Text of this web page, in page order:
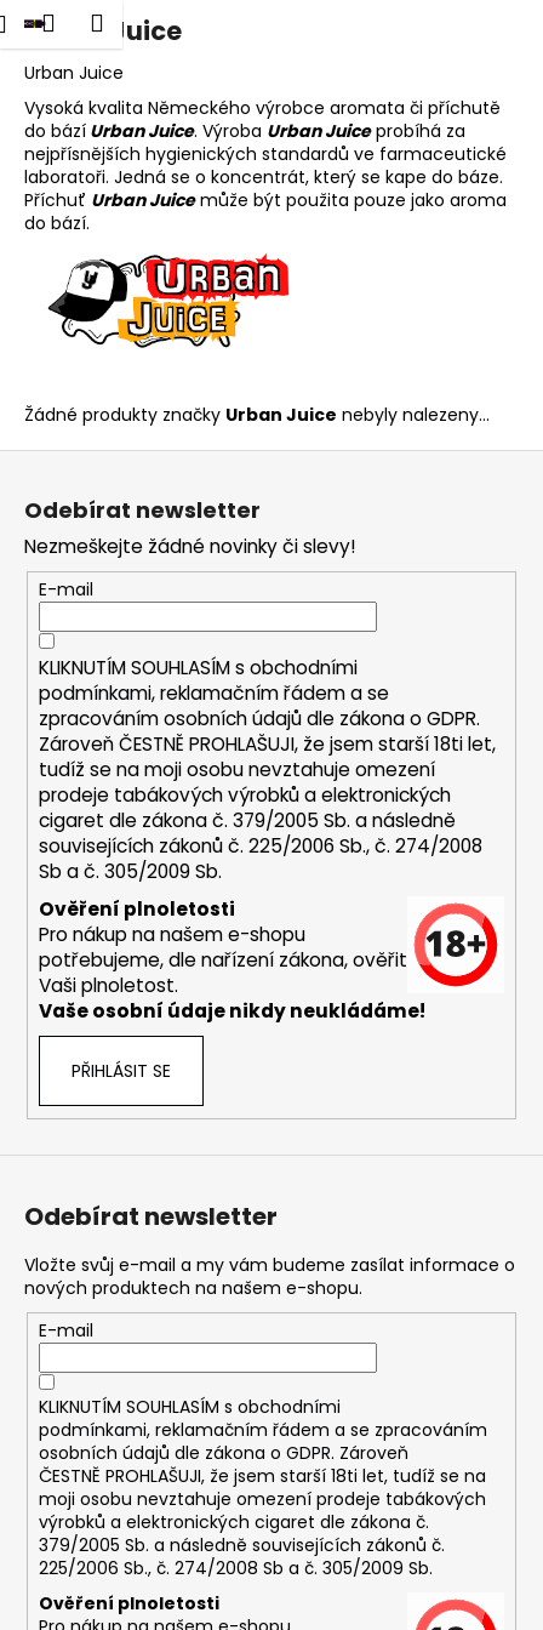
Přejít
na
obsah
Přihlášení
Nákupní
košík
Menu
Urban Juice
Urban Juice
Vysoká kvalita Německého výrobce aromata či příchutě
do bází Urban Juice. Výroba Urban Juiceprobíhá za
nejpřísnějších hygienických standardů ve farmaceutické
laboratoři. Jedná se o koncentrát, který se kape do báze.
Příchuť Urban Juicemůže být použita pouze jako aroma
do bází.
Žádné produkty značky Urban Juice nebyly nalezeny...
K
o Zpět
Zpět
C
o
p
o
j
e
e
n
a
?
HLEDAT
D
o
p
o
u
e
DEKANG
MENTOL
10ML
169
Kč
Původně:
195
Kč
Z
Odebírat newsletter
Nezmeškejte žádné novinky či slevy!
E-mail
KLIKNUTÍM SOUHLASÍM s obchodními
podmínkami,reklamačním řádem a se
zpracováním osobních údajů dle zákona oGDPR.
Zároveň ČESTNĚ PROHLAŠUJI, že jsem starší 18ti let,
tudíž se na moji osobu nevztahuje omezení
prodeje tabákových výrobků a elektronických
cigaret dle zákona č. 379/2005 Sb. a následně
souvisejících zákonů č. 225/2006 Sb., č. 274/2008
Sb a č. 305/2009 Sb.
Ověření plnoletosti
Pro nákup na našem e-shopu
potřebujeme, dle nařízení zákona, ověřit
Vaši plnoletost.
Vaše osobní údaje nikdy neukládáme!
PŘIHLÁSIT SE
Odebírat newsletter
Vložte svůj e-mail a my vám budeme zasílat informace o
nových produktech na našem e-shopu.
E-mail
KLIKNUTÍM SOUHLASÍM s obchodními
podmínkami, reklamačním řádem a se zpracováním
osobních údajů dle zákona o GDPR. Zároveň
ČESTNĚ PROHLAŠUJI, že jsem starší 18ti let, tudíž se na
moji osobu nevztahuje omezení prodeje tabákových
výrobků a elektronických cigaret dle zákona č.
379/2005 Sb. a následně souvisejících zákonů č.
225/2006 Sb., č. 274/2008 Sb a č. 305/2009 Sb.
Ověření plnoletosti